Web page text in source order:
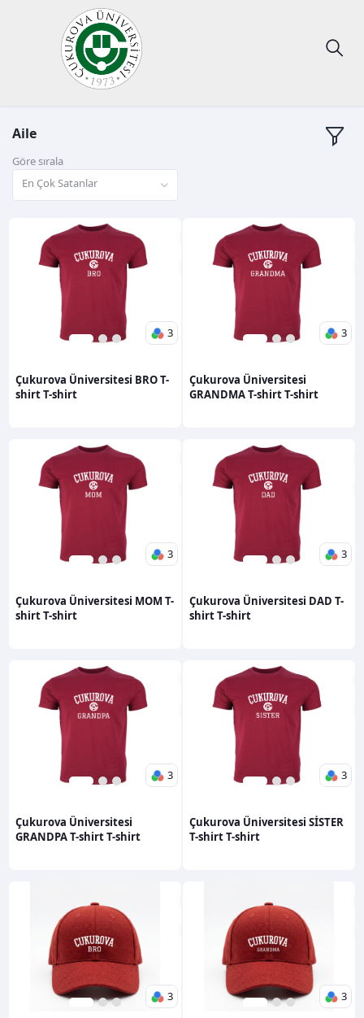
Aile
Göre sırala
En Çok Satanlar
2 3
3
Çukurova Üniversitesi BRO T-
shirt T-shirt
2 3
3
Çukurova Üniversitesi
GRANDMA T-shirt T-shirt
2 3
3
Çukurova Üniversitesi MOM T-
shirt T-shirt
2 3
3
Çukurova Üniversitesi DAD T-
shirt T-shirt
2 3
3
Çukurova Üniversitesi
GRANDPA T-shirt T-shirt
2 3
3
Çukurova Üniversitesi SİSTER
T-shirt T-shirt
2 3
3
2 3
3